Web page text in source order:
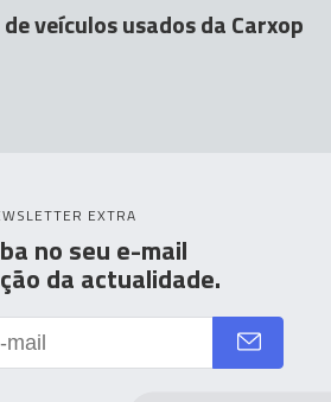
veículos usados da Carxop
EXTRA
no seu e-mail
da actualidade.